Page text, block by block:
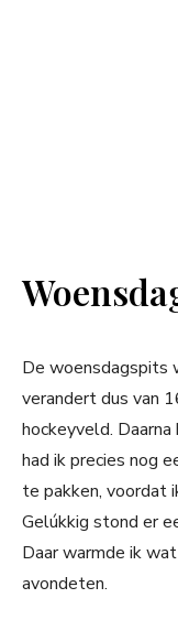
De woensdagspits
verandert dus van
hockeyveld. Daarna
had ik precies nog
te pakken, voordat
Gelúkkig stond er
Daar warmde ik
avondeten.